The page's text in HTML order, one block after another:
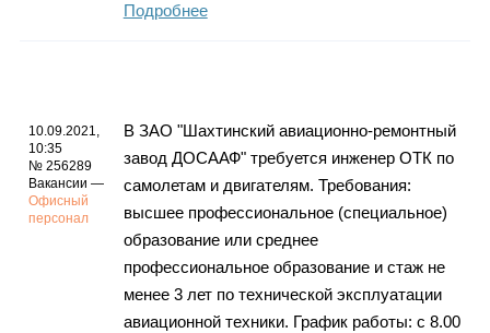
Подробнее
10.09.2021,
10:35
№ 256289
Вакансии —
Офисный
персонал
В ЗАО "Шахтинский авиационно-ремонтный
завод ДОСААФ" требуется инженер ОТК по
самолетам и двигателям. Требования:
высшее профессиональное (специальное)
образование или среднее
профессиональное образование и стаж не
менее 3 лет по технической эксплуатации
авиационной техники. График работы: с 8.00